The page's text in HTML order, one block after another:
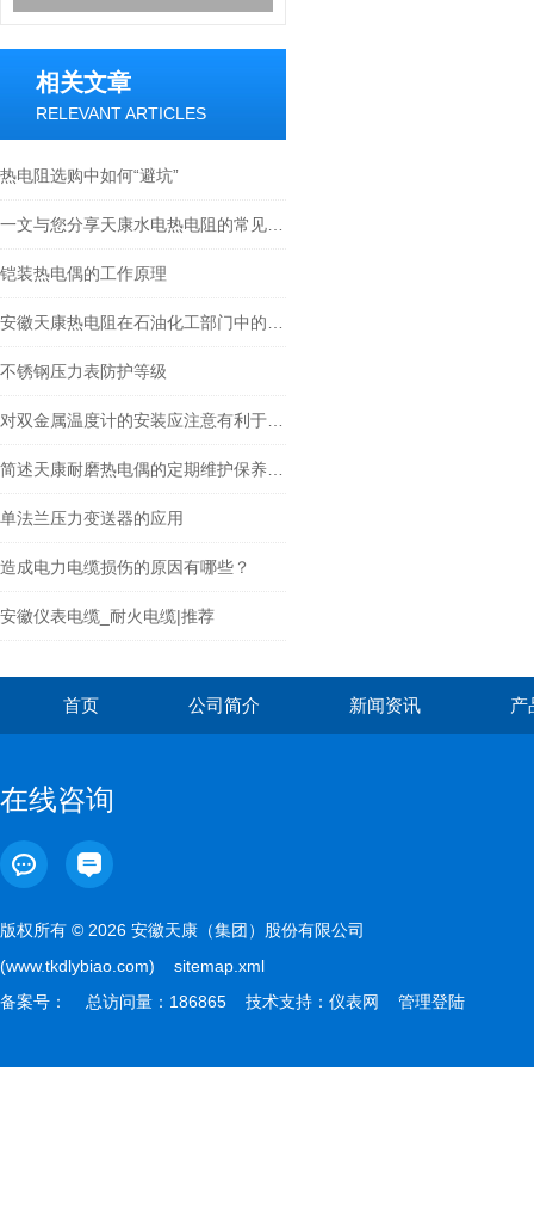
相关文章
RELEVANT ARTICLES
热电阻选购中如何“避坑”
铠装热电偶的工作原理
不锈钢压力表防护等级
单法兰压力变送器的应用
造成电力电缆损伤的原因有哪些？
安徽仪表电缆_耐火电缆|推荐
首页 公司简介 新闻资讯 产
在线咨询
版权所有 © 2026 安徽天康（集团）股份有限公司
(www.tkdlybiao.com) sitemap.xml
备案号：
总访问量：186865 技术支持： 仪表网 管理登陆